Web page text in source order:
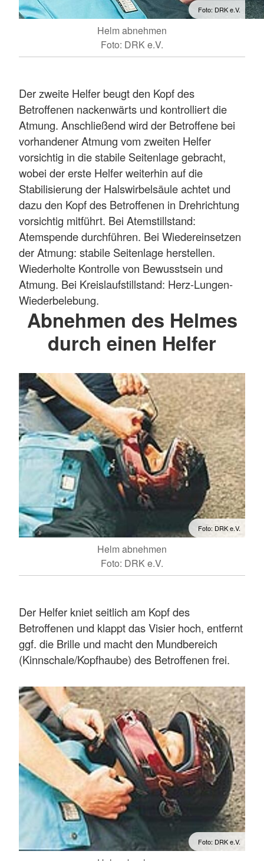
Foto: DRK e.V.
Helm abnehmen
Foto: DRK e.V.
Der zweite Helfer beugt den Kopf des
Betroffenen nackenwärts und kontrolliert die
Atmung. Anschließend wird der Betroffene bei
vorhandener Atmung vom zweiten Helfer
vorsichtig in die stabile Seitenlage gebracht,
wobei der erste Helfer weiterhin auf die
Stabilisierung der Halswirbelsäule achtet und
dazu den Kopf des Betroffenen in Drehrichtung
vorsichtig mitführt. Bei Atemstillstand:
Atemspende durchführen. Bei Wiedereinsetzen
der Atmung: stabile Seitenlage herstellen.
Wiederholte Kontrolle von Bewusstsein und
Atmung. Bei Kreislaufstillstand: Herz-Lungen-
Wiederbelebung.
Abnehmen des Helmes
durch einen Helfer
Foto: DRK e.V.
Helm abnehmen
Foto: DRK e.V.
Der Helfer kniet seitlich am Kopf des
Betroffenen und klappt das Visier hoch, entfernt
ggf. die Brille und macht den Mundbereich
(Kinnschale/Kopfhaube) des Betroffenen frei.
Foto: DRK e.V.